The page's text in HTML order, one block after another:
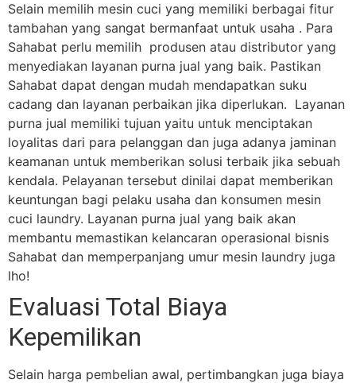
Selain memilih mesin cuci yang memiliki berbagai fitur
tambahan yang sangat bermanfaat untuk usaha . Para
Sahabat perlu memilih produsen atau distributor yang
menyediakan layanan purna jual yang baik. Pastikan
Sahabat dapat dengan mudah mendapatkan suku
cadang dan layanan perbaikan jika diperlukan. Layanan
purna jual memiliki tujuan yaitu untuk menciptakan
loyalitas dari para pelanggan dan juga adanya jaminan
keamanan untuk memberikan solusi terbaik jika sebuah
kendala. Pelayanan tersebut dinilai dapat memberikan
keuntungan bagi pelaku usaha dan konsumen mesin
cuci laundry. Layanan purna jual yang baik akan
membantu memastikan kelancaran operasional bisnis
Sahabat dan memperpanjang umur mesin laundry juga
lho!
Evaluasi Total Biaya
Kepemilikan
Selain harga pembelian awal, pertimbangkan juga biaya